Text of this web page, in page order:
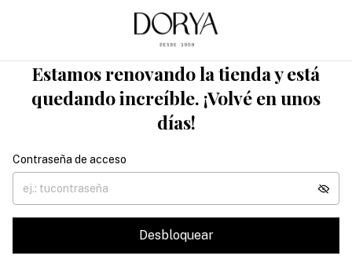
Estamos renovando la tienda y está
quedando increíble. ¡Volvé en unos
días!
Contraseña de acceso
Desbloquear